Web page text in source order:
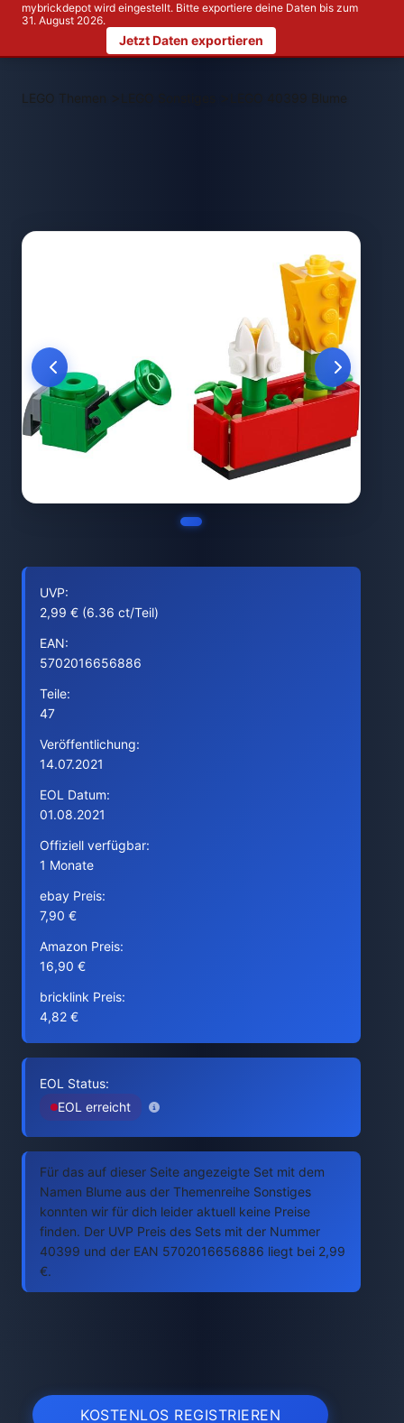
mybrickdepot wird eingestellt. Bitte exportiere deine Daten bis zum
31. August 2026.
Jetzt Daten exportieren
LEGO Themen > LEGO 40399 Blume
UVP:
2,99 € (6.36 ct/Teil)
EAN:
5702016656886
Teile:
47
Veröffentlichung:
14.07.2021
EOL Datum:
01.08.2021
Offiziell verfügbar:
1 Monate
ebay Preis:
7,90 €
Amazon Preis:
16,90 €
bricklink Preis:
4,82 €
EOL Status:
EOL erreicht
Für das auf dieser Seite angezeigte Set mit dem
Namen Blume aus der Themenreihe Sonstiges
konnten wir für dich leider aktuell keine Preise
finden. Der UVP Preis des Sets mit der Nummer
40399 und der EAN 5702016656886 liegt bei 2,99
€.
KOSTENLOS REGISTRIEREN